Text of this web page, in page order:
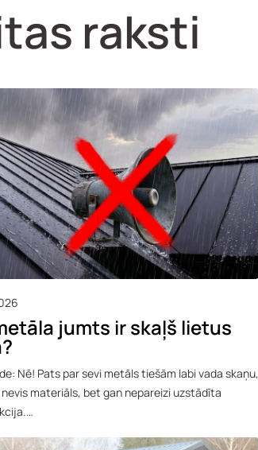
raksti
jumts ir skaļš lietus
Nē! Pats par sevi metāls tiešām labi vada skaņu,
materiāls, bet gan nepareizi uzstādīta